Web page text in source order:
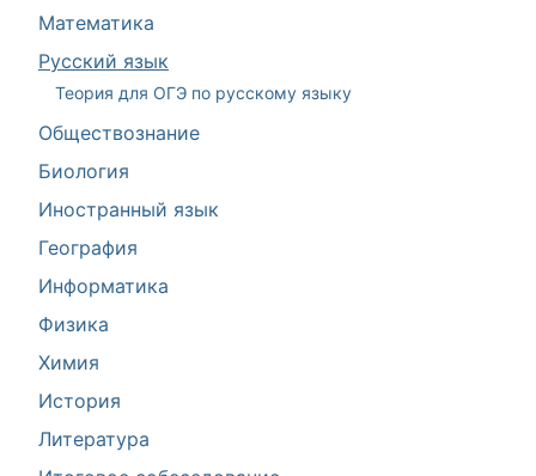
Математика
Русский язык
Теория для ОГЭ по русскому языку
Обществознание
Биология
Иностранный язык
География
Информатика
Физика
Химия
История
Литература